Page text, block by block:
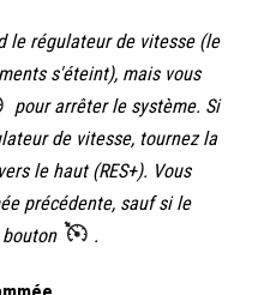
le régulateur de vitesse (le
s'éteint), mais vous
pour arrêter le système. Si
de vitesse, tournez la
le haut (RES+). Vous
précédente, sauf si le
.